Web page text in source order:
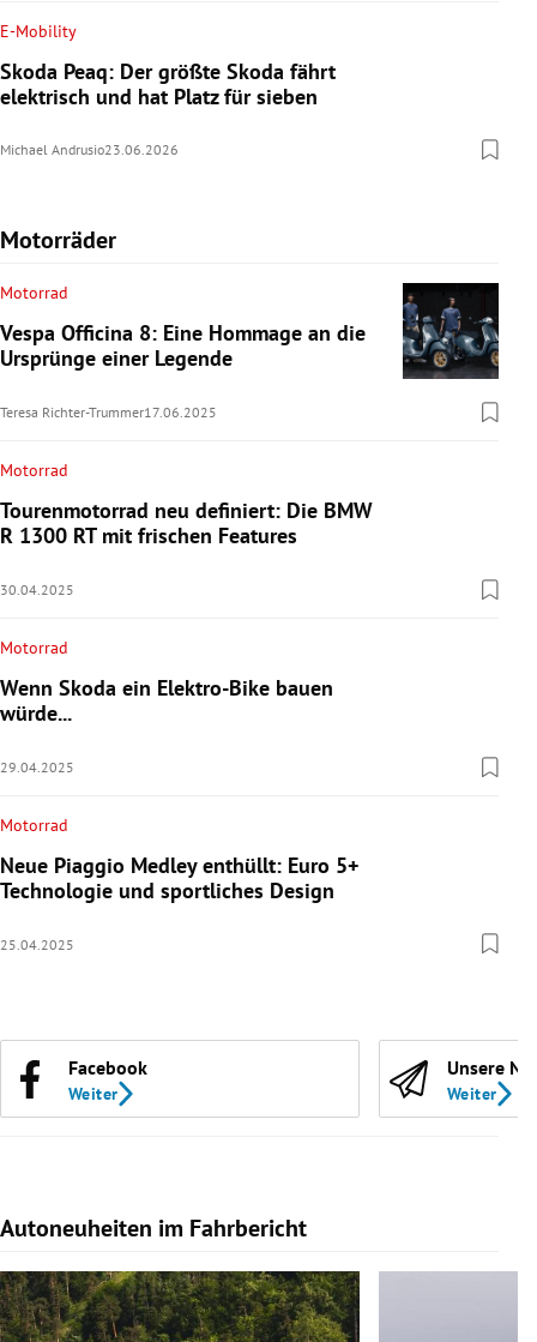
E-Mobility
Skoda Peaq: Der größte Skoda fährt
elektrisch und hat Platz für sieben
Michael Andrusio23.06.2026
Motorräder
Motorrad
Vespa Officina 8: Eine Hommage an die
Ursprünge einer Legende
Teresa Richter-Trummer17.06.2025
Motorrad
Tourenmotorrad neu definiert: Die BMW
R 1300 RT mit frischen Features
30.04.2025
Motorrad
Wenn Skoda ein Elektro-Bike bauen
würde...
29.04.2025
Motorrad
Neue Piaggio Medley enthüllt: Euro 5+
Technologie und sportliches Design
25.04.2025
Facebook
Weiter
Unsere
Weiter
Autoneuheiten im Fahrbericht
Slide 1 von 7